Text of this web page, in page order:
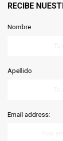
RECIBE
Nombre
Apellido
Email address: